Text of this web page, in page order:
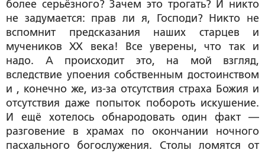
более серьёзного? Зачем это трогать? И никто
не задумается: прав ли я, Господи? Никто не
вспомнит предсказания наших старцев и
мучеников ХХ века! Все уверены, что так и
надо. А происходит это, на мой взгляд,
вследствие упоения собственным достоинством
и , конечно же, из-за отсутствия страха Божия и
отсутствия даже попыток побороть искушение.
И ещё хотелось обнародовать один факт —
разговение в храмах по окончании ночного
пасхального богослужения. Столы ломятся от